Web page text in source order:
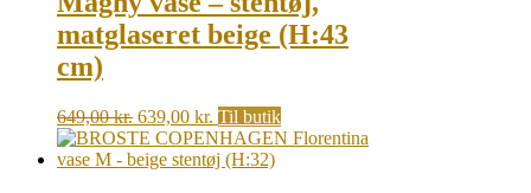
matglaseret beige (H:43
cm)
649,00kr. Original
price
was:
639,00 kr. Current
price
is:
Til butik